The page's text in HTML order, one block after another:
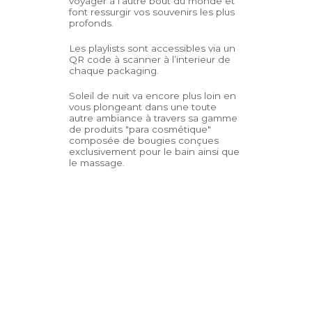
font ressurgir vos souvenirs les plus
profonds.
Les playlists sont accessibles via un
QR code à scanner à l’interieur de
chaque packaging.
Soleil de nuit va encore plus loin en
vous plongeant dans une toute
autre ambiance à travers sa gamme
de produits "para cosmétique"
composée de bougies conçues
exclusivement pour le bain ainsi que
le massage.